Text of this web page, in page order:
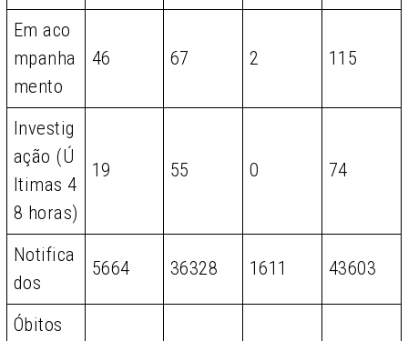
Em aco
mpanha
mento
46 67 2 115
Investig
ação (Ú
ltimas 4
8 horas)
19 55 0 74
Notifica
dos
5664 36328 1611 43603
Óbitos